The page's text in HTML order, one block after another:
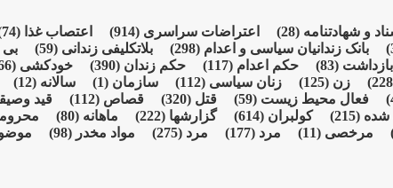
و شهادتنامە (28) اعتراضات سراسری (914) اعتصاب غذا (74)
بانک زندانیان سیاسی و اعدام (298) بلاتکلیفی زندانی (59)
بازداشت (83) حکم اعدام (117) حکم زندان (390) خودکشی (466)
زن (125) زنان سیاسی (112) سازمان (1) سالانە (12)
فعال محیط زیست (59) قتل (320) قصاص (112) قید
شدە (215) کولبران (614) گزارشها (222) ماهانە (80)
مرخصی (11) مرد (177) مرد (275) مواد مخدر (98)